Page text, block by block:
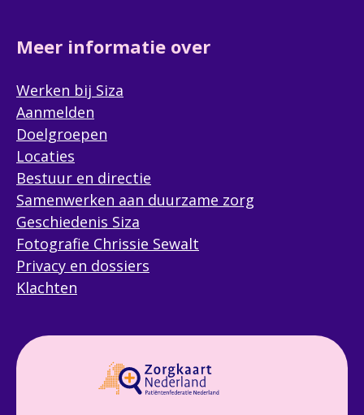
Meer informatie over
Werken bij Siza
Aanmelden
Doelgroepen
Locaties
Bestuur en directie
Samenwerken aan duurzame zorg
Geschiedenis Siza
Fotografie Chrissie Sewalt
Privacy en dossiers
Klachten